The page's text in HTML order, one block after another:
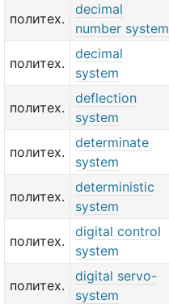
политех.
decimal
number system
политех.
decimal
system
политех.
deflection
system
политех.
determinate
system
политех.
deterministic
system
политех.
digital control
system
политех.
digital servo-
system